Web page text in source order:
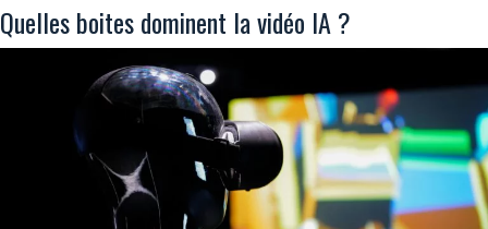
Quelles boites dominent la vidéo IA ?